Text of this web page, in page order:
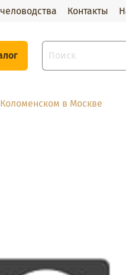
Контакты
в Москве